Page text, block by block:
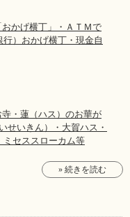
かげ横丁」・ＡＴＭで
行）おかげ横丁・現金自
・蓮（ハス）のお華が
せいきん）・大賀ハス・
ミセススローカム等
» 続きを読む